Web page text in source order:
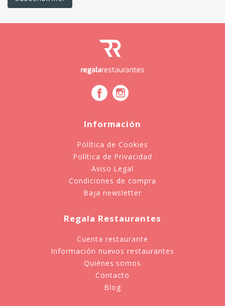
Información
Política de Cookies
Política de Privacidad
Aviso Legal
Condiciones de compra
Baja newsletter
Regala Restaurantes
Cuenta restaurante
Información nuevos restaurantes
Quiénes somos
Contacto
Blog